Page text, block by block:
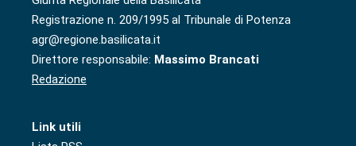
Registrazione n. 209/1995 al Tribunale di Potenza
agr@regione.basilicata.it
Direttore responsabile: Massimo Brancati
Redazione
Link utili